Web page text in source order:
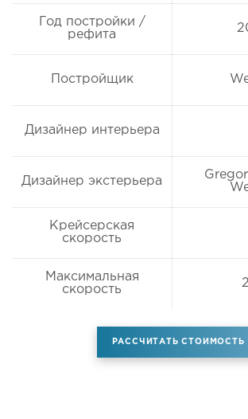
Год постройки /
рефита
Постройщик
Дизайнер интерьера
Дизайнер экстерьера
Крейсерская
скорость
Максимальная
скорость
РАССЧИТАТЬ СТОИМОСТЬ